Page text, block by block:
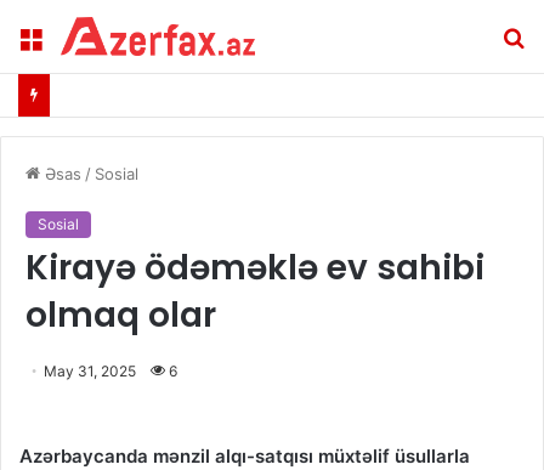
Menu
Əsas / Sosial
Sosial
Kirayə ödəməklə ev sahibi
olmaq olar
May 31, 2025 6
Azərbaycanda mənzil alqı-satqısı müxtəlif üsullarla